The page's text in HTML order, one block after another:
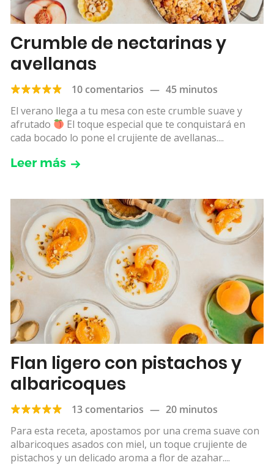
Crumble de nectarinas y
avellanas
10 comentarios — 45 minutos
El verano llega a tu mesa con este crumble suave y
afrutado
El toque especial que te conquistará en
cada bocado lo pone el crujiente de avellanas....
Leer más
Flan ligero con pistachos y
albaricoques
13 comentarios — 20 minutos
Para esta receta, apostamos por una crema suave con
albaricoques asados con miel, un toque crujiente de
pistachos y un delicado aroma a flor de azahar....